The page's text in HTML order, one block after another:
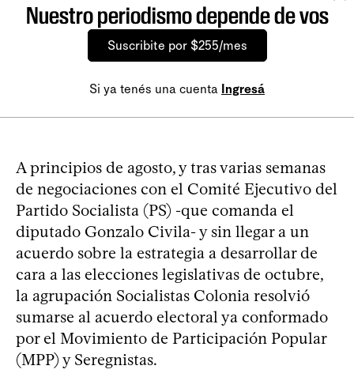
Nuestro periodismo depende de vos
Suscribite por $255/mes
Si ya tenés una cuenta Ingresá
A principios de agosto, y tras varias semanas
de negociaciones con el Comité Ejecutivo del
Partido Socialista (PS) -que comanda el
diputado Gonzalo Civila- y sin llegar a un
acuerdo sobre la estrategia a desarrollar de
cara a las elecciones legislativas de octubre,
la agrupación Socialistas Colonia resolvió
sumarse al acuerdo electoral ya conformado
por el Movimiento de Participación Popular
(MPP) y Seregnistas.